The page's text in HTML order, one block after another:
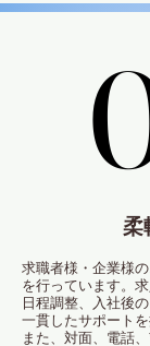
柔
求職者様・企業様
を行っています。
日程調整、入社後
一貫したサポートを
また、対面、電話